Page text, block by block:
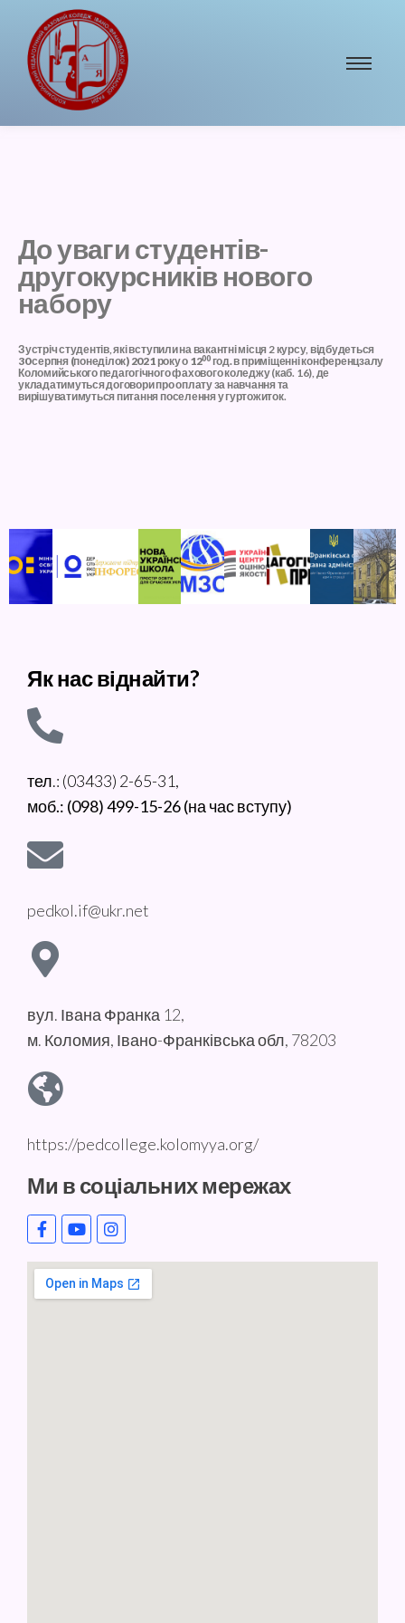
До уваги студентів-
другокурсників нового
набору
Зустріч студентів, які вступили на вакантні місця 2 курсу, відбудеться
30 серпня (понеділок) 2021 року о 1200год.в приміщенніконференцзалу
Коломийського педагогічного фахового коледжу(каб. 16), де
укладатимуться договори про оплату за навчання та
вирішуватимуться питання поселення у гуртожиток.
Як нас віднайти?
тел.: (03433) 2-65-31,
моб.: (098) 499-15-26 (на час вступу)
pedkol.if@ukr.net
вул. Івана Франка 12,
м. Коломия, Івано-Франківська обл, 78203
https://pedcollege.kolomyya.org/
Ми в соціальних мережах